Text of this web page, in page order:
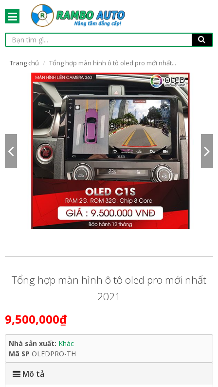
Trang chủ Tổng hợp màn hình ô tô oled pro mới nhất...
Tổng hợp màn hình ô tô oled pro mới nhất
2021
9,500,000₫
Nhà sản xuất: Khác
Mã SP OLEDPRO-TH
Mô tả